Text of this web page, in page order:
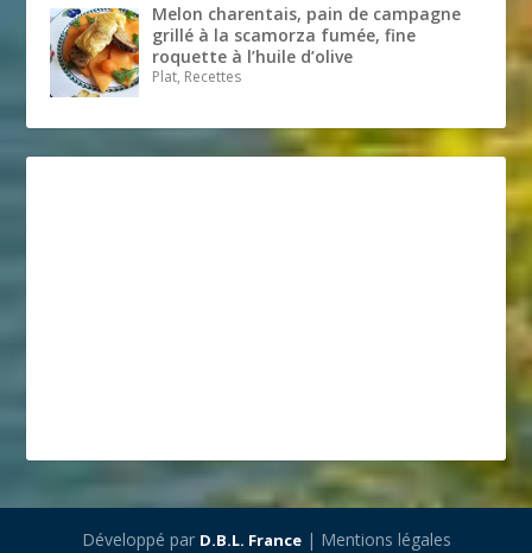
Melon charentais, pain de campagne
grillé à la scamorza fumée, fine
roquette à l’huile d’olive
Plat, Recettes
Développé par D.B.L. France| Mentions légales